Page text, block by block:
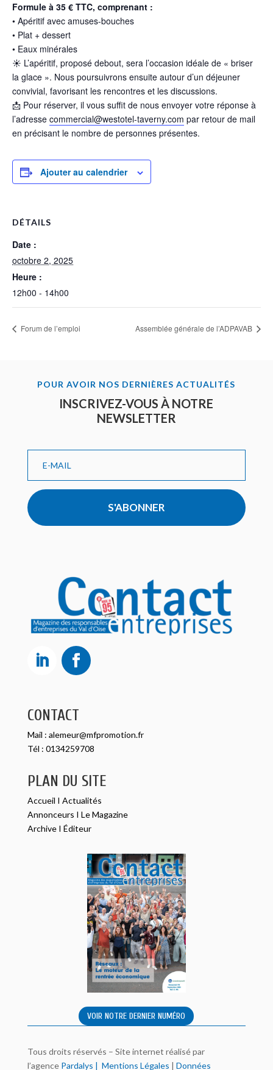
Formule à 35 € TTC, comprenant :
• Apéritif avec amuses-bouches
• Plat + dessert
• Eaux minérales
☀️ L’apéritif, proposé debout, sera l’occasion idéale de « briser
la glace ». Nous poursuivrons ensuite autour d’un déjeuner
convivial, favorisant les rencontres et les discussions.
📩 Pour réserver, il vous suffit de nous envoyer votre réponse à
l’adresse commercial@westotel-taverny.com par retour de mail
en précisant le nombre de personnes présentes.
Ajouter au calendrier
DÉTAILS
Date :
octobre 2, 2025
Heure :
12h00 - 14h00
Forum de l’emploi Assemblée générale de l’ADPAVAB
POUR AVOIR NOS DERNIÈRES ACTUALITÉS
INSCRIVEZ-VOUS À NOTRE
NEWSLETTER
S'ABONNER
CONTACT
Mail : alemeur@mfpromotion.fr
Tél : 0134259708
PLAN DU SITE
Accueil I Actualités
Annonceurs I Le Magazine
Archive I Éditeur
VOIR NOTRE DERNIER NUMÉRO
Tous droits réservés – Site internet réalisé par
l’agence Pardalys | Mentions Légales | Données